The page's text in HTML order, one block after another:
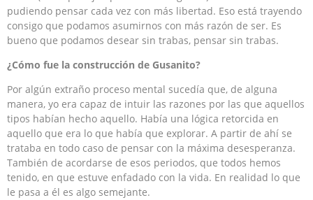
pudiendo pensar cada vez con más libertad. Eso está trayendo
consigo que podamos asumirnos con más razón de ser. Es
bueno que podamos desear sin trabas, pensar sin trabas.
¿Cómo fue la construcción de Gusanito?
Por algún extraño proceso mental sucedía que, de alguna
manera, yo era capaz de intuir las razones por las que aquellos
tipos habían hecho aquello. Había una lógica retorcida en
aquello que era lo que había que explorar. A partir de ahí se
trataba en todo caso de pensar con la máxima desesperanza.
También de acordarse de esos periodos, que todos hemos
tenido, en que estuve enfadado con la vida. En realidad lo que
le pasa a él es algo semejante.